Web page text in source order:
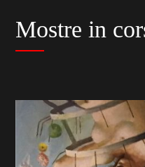
Mostre in